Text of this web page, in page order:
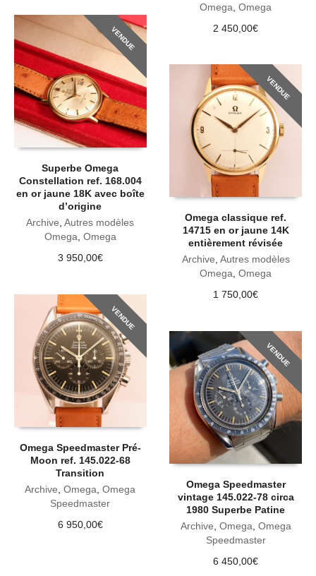
Omega ,Omega
2 450,00€
VENDUE
Superbe Omega
Constellation ref. 168.004
en or jaune 18K avec boîte
d’origine
Archive ,Autres modèles
Omega Omega
3 950,00€
VENDUE
Omega classique ref.
14715 en or jaune 14K
entièrement révisée
Archive Autres modèles
Omega ,Omega
1 750,00€
VENDUE
Omega Speedmaster Pré-
Moon ref. 145.022-68
Transition
Archive ,Omega ,Omega
Speedmaster
6 950,00€
VENDUE
Omega Speedmaster
vintage 145.022-78 circa
1980 Superbe Patine
Archive Omega Omega
Speedmaster
6 450,00€